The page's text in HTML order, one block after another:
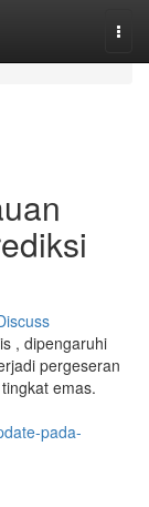
, dipengaruhi
pergeseran
emas.
pada-